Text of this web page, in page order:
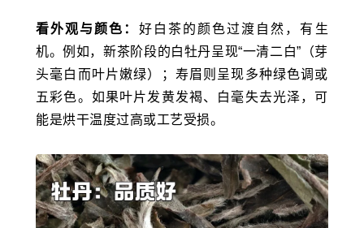
看外观与颜色： 好白茶的颜色过渡自然，有生
机。例如，新茶阶段的白牡丹呈现“一清二白”（芽
头毫白而叶片嫩绿）；寿眉则呈现多种绿色调或
五彩色。如果叶片发黄发褐、白毫失去光泽，可
能是烘干温度过高或工艺受损。